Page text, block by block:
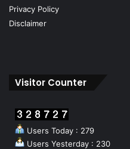
Privacy Policy
Disclaimer
Visitor Counter
Users Today : 279
Users Yesterday : 230